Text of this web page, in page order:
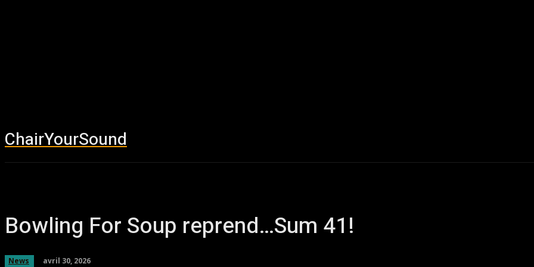
ChairYourSound
Bowling For Soup reprend…Sum 41!
News avril 30, 2026